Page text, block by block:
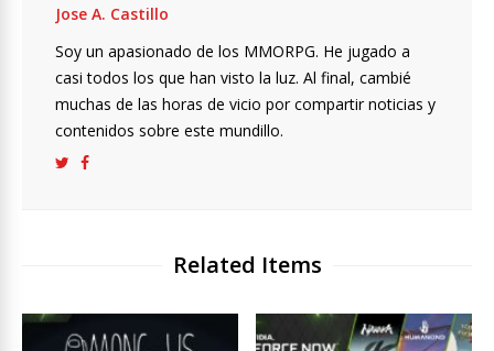
Jose A. Castillo
Soy un apasionado de los MMORPG. He jugado a
casi todos los que han visto la luz. Al final, cambié
muchas de las horas de vicio por compartir noticias y
contenidos sobre este mundillo.
Related Items